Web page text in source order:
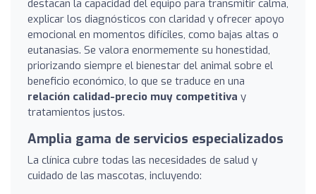
destacan la capacidad del equipo para transmitir calma,
explicar los diagnósticos con claridad y ofrecer apoyo
emocional en momentos difíciles, como bajas altas o
eutanasias. Se valora enormemente su honestidad,
priorizando siempre el bienestar del animal sobre el
beneficio económico, lo que se traduce en una
relación calidad-precio muy competitiva y
tratamientos justos.
Amplia gama de servicios especializados
La clínica cubre todas las necesidades de salud y
cuidado de las mascotas, incluyendo: